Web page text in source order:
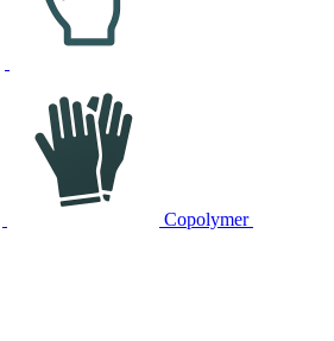
Copolymer